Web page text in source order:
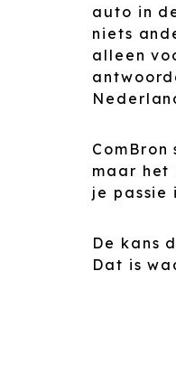
auto in
niets
alleen
maar het
je passie
De kans
Dat is